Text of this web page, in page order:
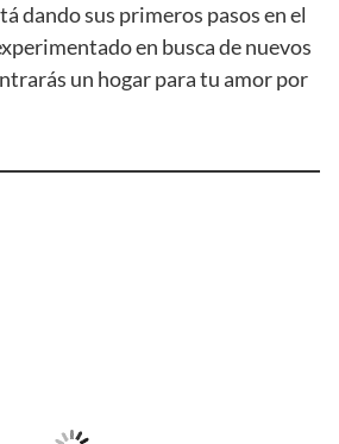
dando sus primeros pasos en el
en busca de nuevos
un hogar para tu amor por